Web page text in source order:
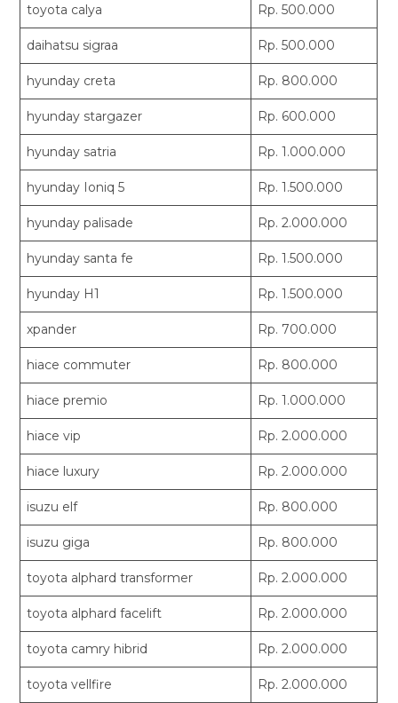
toyota calya Rp. 500.000
daihatsu sigraa Rp. 500.000
hyunday creta Rp. 800.000
hyunday stargazer Rp. 600.000
hyunday satria Rp. 1.000.000
hyunday Ioniq 5 Rp. 1.500.000
hyunday palisade Rp. 2.000.000
hyunday santa fe Rp. 1.500.000
hyunday H1 Rp. 1.500.000
xpander Rp. 700.000
hiace commuter Rp. 800.000
hiace premio Rp. 1.000.000
hiace vip Rp. 2.000.000
hiace luxury Rp. 2.000.000
isuzu elf Rp. 800.000
isuzu giga Rp. 800.000
toyota alphard transformer Rp. 2.000.000
toyota alphard facelift Rp. 2.000.000
toyota camry hibrid Rp. 2.000.000
toyota vellfire Rp. 2.000.000